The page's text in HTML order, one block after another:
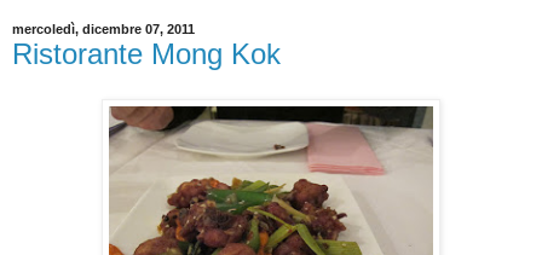
mercoledì, dicembre 07, 2011
Ristorante Mong Kok